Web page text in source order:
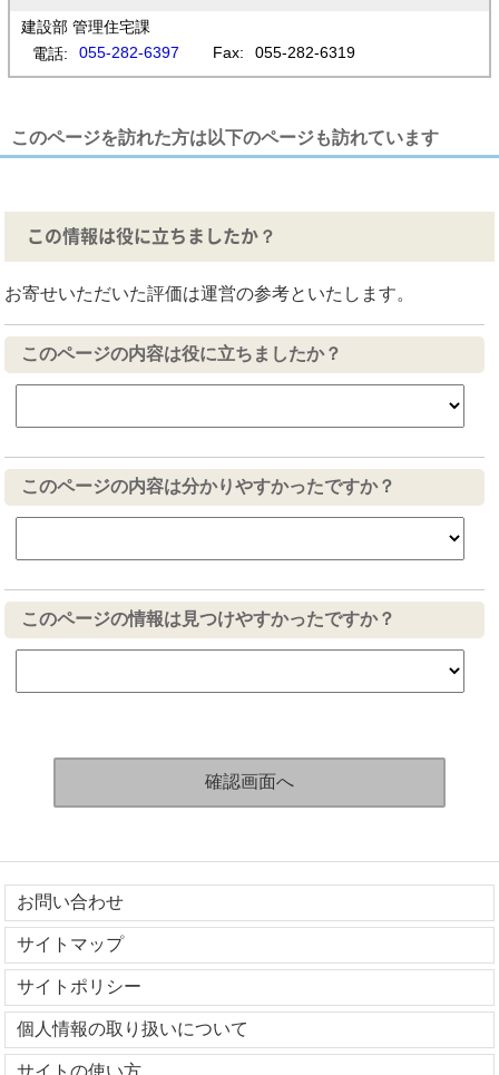
建設部 管理住宅課
電話:
055-282-6397 Fax: 055-282-6319
このページを訪れた方は以下のページも訪れています
この情報は役に立ちましたか？
お寄せいただいた評価は運営の参考といたします。
このページの内容は役に立ちましたか？
このページの内容は分かりやすかったですか？
このページの情報は見つけやすかったですか？
お問い合わせ
サイトマップ
サイトポリシー
個人情報の取り扱いについて
サイトの使い方